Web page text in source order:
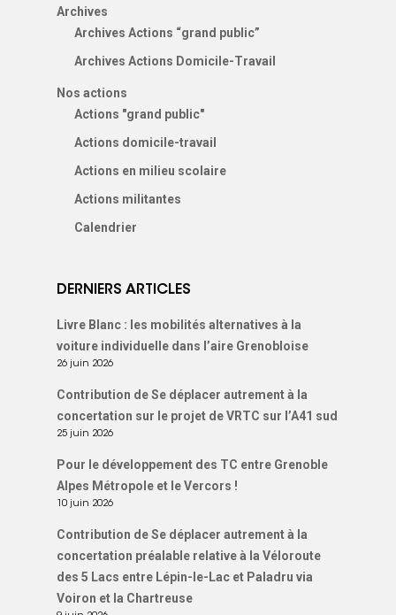
Archives
Archives Actions “grand public”
Archives Actions Domicile-Travail
Nos actions
Actions "grand public"
Actions domicile-travail
Actions en milieu scolaire
Actions militantes
Calendrier
DERNIERS ARTICLES
Livre Blanc : les mobilités alternatives à la
voiture individuelle dans l’aire Grenobloise
26 juin 2026
Contribution de Se déplacer autrement à la
concertation sur le projet de VRTC sur l’A41 sud
25 juin 2026
Pour le développement des TC entre Grenoble
Alpes Métropole et le Vercors !
10 juin 2026
Contribution de Se déplacer autrement à la
concertation préalable relative à la Véloroute
des 5 Lacs entre Lépin-le-Lac et Paladru via
Voiron et la Chartreuse